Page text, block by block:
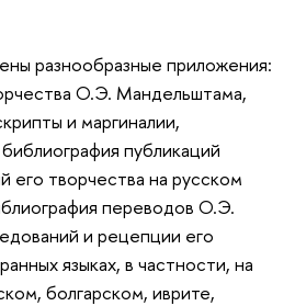
разнообразные приложения:
О.Э. Мандельштама,
и маргиналии,
публикаций
его творчества на русском
переводов О.Э.
и рецепции его
языках, в частности, на
болгарском, иврите,